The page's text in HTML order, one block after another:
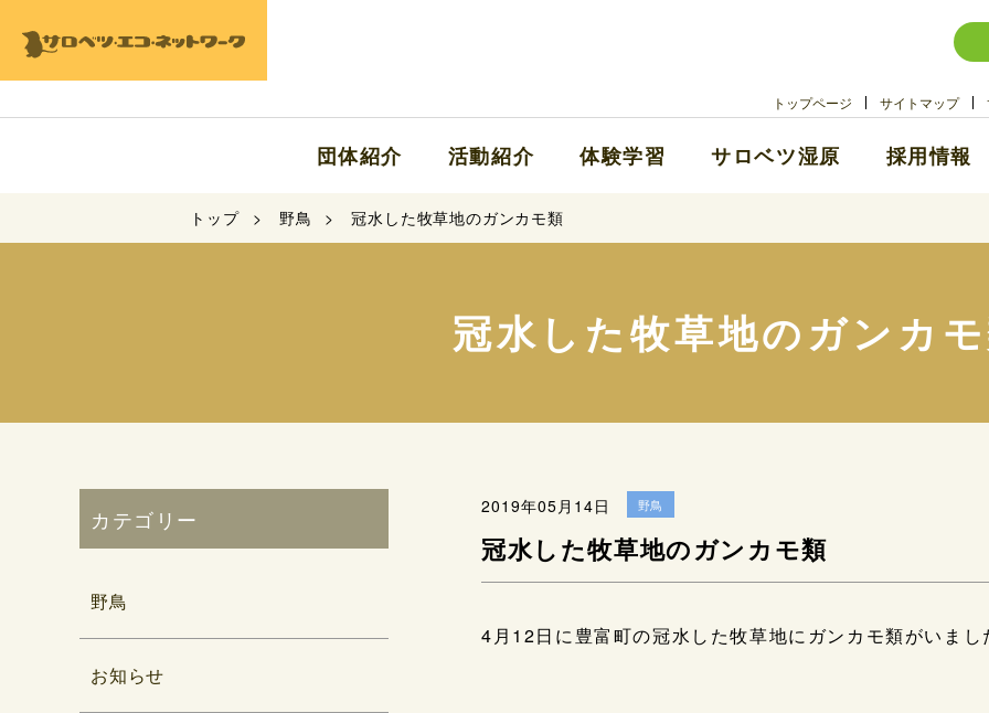
トップページ サイトマップ
団体紹介 活動紹介 体験学習 サロベツ湿原 採用情報
トップ 野鳥 冠水した牧草地のガンカモ類
冠水した牧草地のガンカ
2019年05月14日 野鳥
冠水した牧草地のガンカモ類
4月12日に豊富町の冠水した牧草地にガンカモ類がいまし
カテゴリー
野鳥
お知らせ